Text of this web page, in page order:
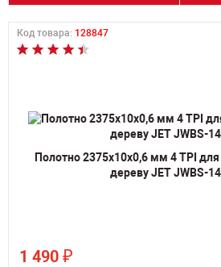
Код товара: 128847
Полотно 2375х10х0,6 мм 4 TPI
дереву JET JWBS-
1 490 ₽